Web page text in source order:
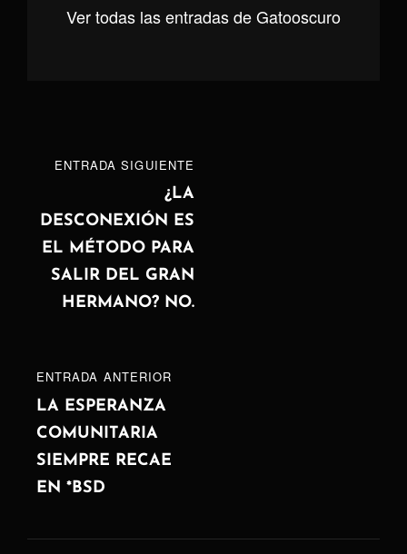
Ver todas las entradas de Gatooscuro
Navegación
entradas
ENTRADA
ANTERIOR
ENTRADA ANTERIOR
LA ESPERANZA
COMUNITARIA
SIEMPRE RECAE
EN *BSD
ENTRADA
ENTRADA SIGUIENTE
¿LA
DESCONEXIÓN ES
EL MÉTODO PARA
SALIR DEL GRAN
HERMANO? NO.